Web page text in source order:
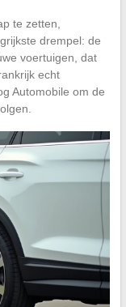
te zetten,
drempel: de
voertuigen, dat
echt
Automobile om de